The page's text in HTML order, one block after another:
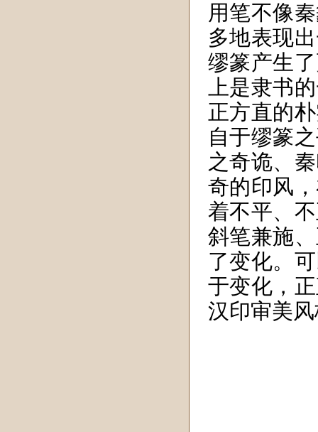
用笔不像
多地表现
缪篆产生
上是隶书
正方直的
自于缪篆
之奇诡、
奇的印风
着不平、
斜笔兼施
了变化。
于变化，
汉印审美